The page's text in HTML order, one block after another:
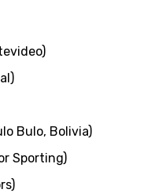
Bulo, Bolivia)
Sporting)